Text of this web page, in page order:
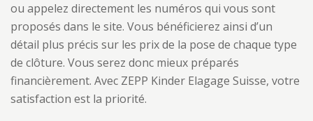
ou appelez directement les numéros qui vous sont
proposés dans le site. Vous bénéficierez ainsi d’un
détail plus précis sur les prix de la pose de chaque type
de clôture. Vous serez donc mieux préparés
financièrement. Avec ZEPP Kinder Elagage Suisse, votre
satisfaction est la priorité.